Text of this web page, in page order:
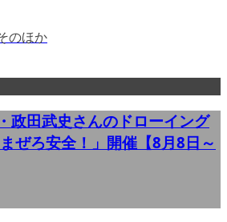
のほか
政田武史さんのドローイング
ぜろ安全！」開催【8月8日～